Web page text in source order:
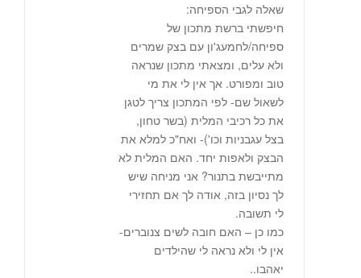
שאלה לגבי הספיחה:
חיפשתי ברשת מתכון של
ספיחה/לחמעג'ון עם בצק שמרים
ולא עלים, ומצאתי מתכון שנראה
טוב ומפורט. אך אין לי את מי
לשאול שם- לפי המתכון צריך לטגן
את כל רכיבי המלית (בשר טחון,
בצל עגבניות וכו')- ואח"כ למלא את
הבצק ולאפות יחד. האם המלית לא
מתייבשת בתנור? אני מניחה שיש
לך נסיון בזה, אודה לך אם תחזירי
לי תשובה.
כמו כן – האם חובה לשים צנוברים-
אין לי ולא נראה לי שהילדים
יאהבו..